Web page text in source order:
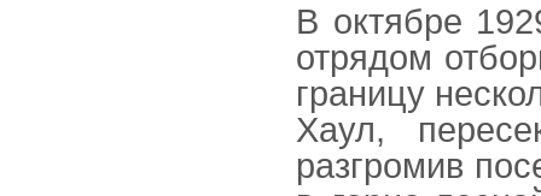
В октябре
отрядом
границу
Хаул,
разгромив